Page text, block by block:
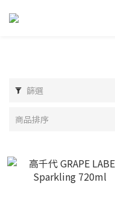
篩選
商品排序